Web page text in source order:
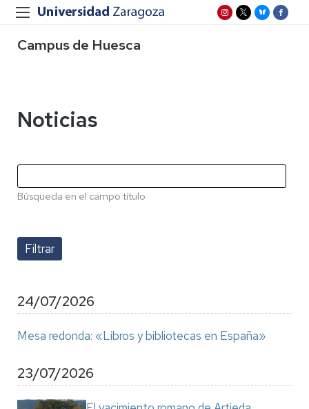
Campus de Huesca
Noticias
Búsqueda en el campo título
24/07/2026
Mesa redonda: «Libros y bibliotecas en España»
23/07/2026